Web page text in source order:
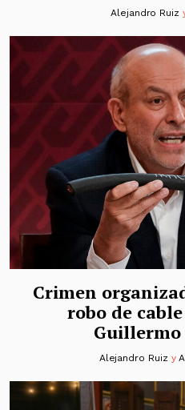
Alejandro Ruiz
Crimen
robo de
Alejandro Ruiz y